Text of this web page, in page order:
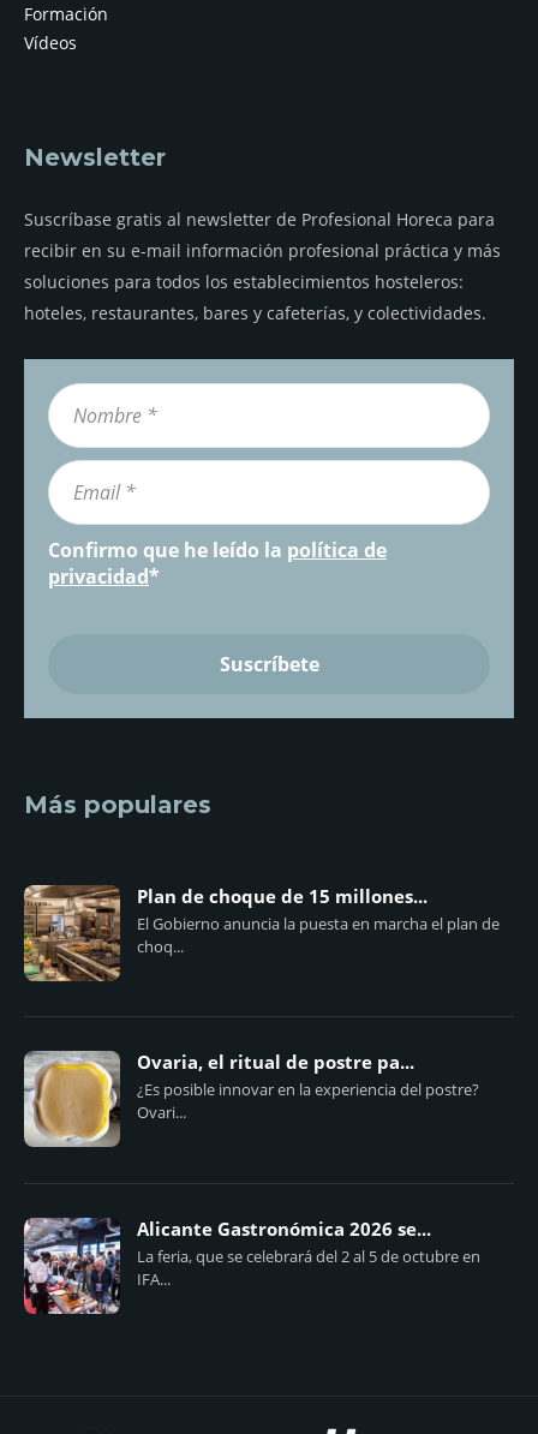
Formación
Vídeos
Newsletter
Suscríbase gratis al newsletter de Profesional Horeca para
recibir en su e-mail información profesional práctica y más
soluciones para todos los establecimientos hosteleros:
hoteles, restaurantes, bares y cafeterías, y colectividades.
Confirmo que he leído la política de
privacidad*
Más populares
Plan de choque de 15 millones...
El Gobierno anuncia la puesta en marcha el plan de
choq...
Ovaria, el ritual de postre pa...
¿Es posible innovar en la experiencia del postre?
Ovari...
Alicante Gastronómica 2026 se...
La feria, que se celebrará del 2 al 5 de octubre en
IFA...